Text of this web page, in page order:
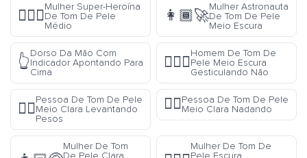
🦸🏽‍♀️
Mulher Super-Heroína
De Tom De Pele
Médio
👩🏾‍🚀
Mulher Astronauta
De Tom De Pele
Meio Escura
👆
Dorso Da Mão Com
Indicador Apontando Para
Cima
🙅🏾‍♂️
Homem De Tom De
Pele Meio Escura
Gesticulando Não
🏋🏼
Pessoa De Tom De Pele
Meio Clara Levantando
Pesos
🏊🏼Pessoa De Tom De Pele
Meio Clara Nadando
Mulher De Tom
De Pele Clara
Mulher De Tom De
Pele Escura